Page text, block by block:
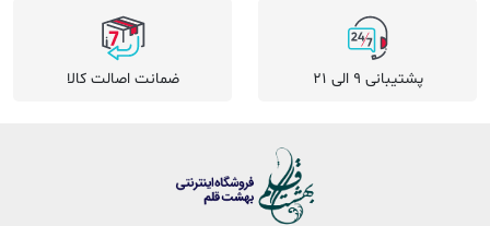
پشتیبانی 9 الی 21 ضمانت اصالت کالا